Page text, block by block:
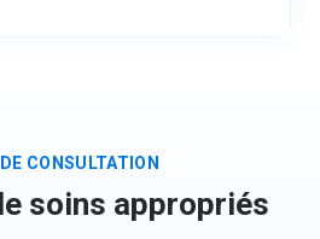
CONSULTATION
soins appropriés